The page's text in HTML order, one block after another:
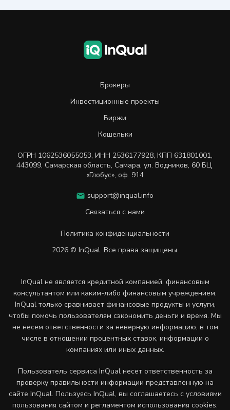
Брокеры
Инвестиционные проекты
Биржи
Кошельки
ОГРН 1062536055053, ИНН 2536177928, КПП 631801001,
443099, Самарская область, Самара, ул. Водников, 60 БЦ
«Глобус», оф. 914
support@inqual.info
Связаться с нами
Политика конфиденциальности
2026 © InQual. Все права защищены.
InQual не является кредитной компанией, финансовым
консультантом или каким-либо финансовым учреждением.
InQual только сравнивает финансовые продукты и услуги,
чтобы помочь пользователям сэкономить деньги и время. Мы
не несем ответственности за неверную информацию, в том
числе в отношении процентных ставок, информации о
компаниях или иных данных.
Пользователь сервиса InQual несет ответственность за
проверку правильности информации представленную на
сайте InQual. Пользуясь InQual, вы соглашаетесь с условиями
пользования сайтом и регламентом использования cookies.